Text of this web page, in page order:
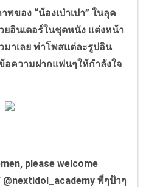
อง “น้องเป่าเปา” ในลุค
อินเตอร์ในชุดหนัง แต่งหน้า
าเลย ท่าโพสแต่ละรูปอิน
อความฝากแฟนๆให้กำลังใจ
please welcome
@nextidol_academy พี่ๆป้าๆ